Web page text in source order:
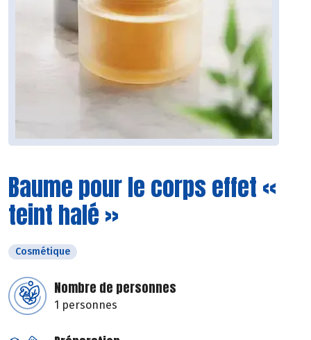
Baume pour le corps effet «
teint halé »
Cosmétique
Nombre de personnes
1 personnes